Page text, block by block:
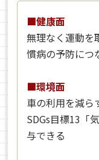
■健康面
無理なく運動を
慣病の予防につ
■環境面
車の利用を減ら
SDGs目標13「
与できる